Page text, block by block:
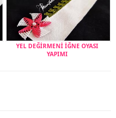
YEL DEĞİRMENİ İĞNE OYASI
YAPIMI